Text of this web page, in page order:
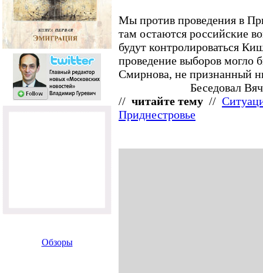
Обзоры
Мы против проведения в
там остаются российские
будут контролироваться
проведение выборов могло
Смирнова, не признанный
Беседовал
// читайте тему //
Приднестровье